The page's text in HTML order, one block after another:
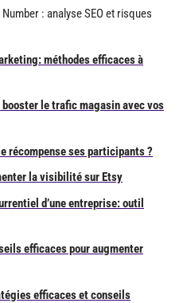
: analyse SEO et risques
méthodes efficaces à
le trafic magasin avec vos
récompense ses participants ?
la visibilité sur Etsy
d’une entreprise: outil
efficaces pour augmenter
efficaces et conseils